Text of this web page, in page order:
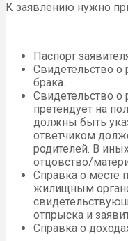
К заявлению нужно
Паспорт
Свидетельство о
брака.
Свидетельство
претендует на
должны быть
ответчиком
родителей. В
отцовство/
Справка о месте
жилищным
отпрыска и
Справка о